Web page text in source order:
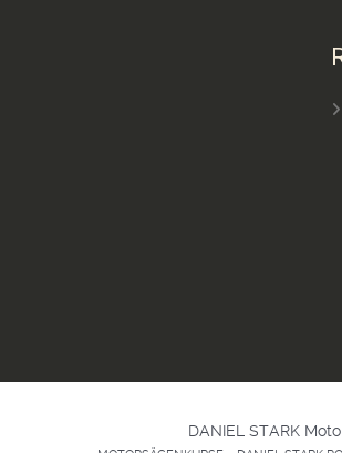
DANIEL STARK